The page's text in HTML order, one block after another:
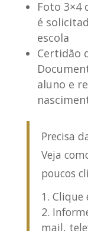
Foto 3×4
é
escola
Certidão
aluno e
Precisa
Veja
poucos
Clique
mail,